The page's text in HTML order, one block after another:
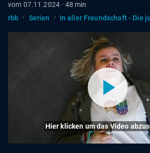
vom 07.11.2024 · 48 min
rbb · Serien · In aller Freundschaft - Die
Hier klicken um das Video